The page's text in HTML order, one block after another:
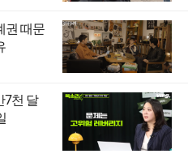
권 때문
7천 달